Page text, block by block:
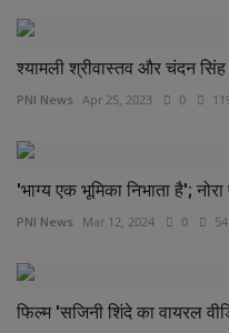
श्यामली श्रीवास्तव और चंदन
PNI News Apr 25, 2023 0
'भाग्य एक भूमिका निभाता है';
PNI News Mar 12, 2024 0 54
फिल्म 'सजिनी शिंदे का वायरल